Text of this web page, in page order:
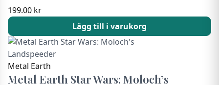
199.00 kr
Lägg till i varukorg
Metal Earth
Metal Earth Star Wars: Moloch’s